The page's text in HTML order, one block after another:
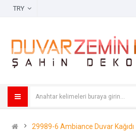
29989-6 Ambiance Duvar Kağıdı